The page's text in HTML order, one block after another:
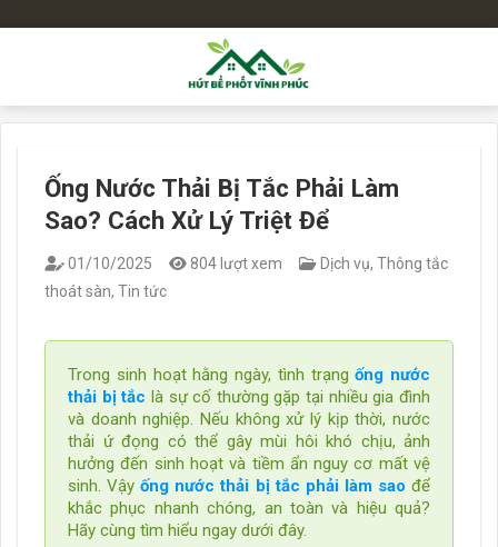
Ống Nước Thải Bị Tắc Phải Làm
Sao? Cách Xử Lý Triệt Để
01/10/2025 804 lượt xem Dịch vụ, Thông tắc
thoát sàn, Tin tức
Trong sinh hoạt hằng ngày, tình trạngống nước
thải bị tắc là sự cố thường gặp tại nhiều gia đình
và doanh nghiệp. Nếu không xử lý kịp thời, nước
thải ứ đọng có thể gây mùi hôi khó chịu, ảnh
hưởng đến sinh hoạt và tiềm ẩn nguy cơ mất vệ
sinh. Vậy ống nước thải bị tắc phải làm sao để
khắc phục nhanh chóng, an toàn và hiệu quả?
Hãy cùng tìm hiểu ngay dưới đây.